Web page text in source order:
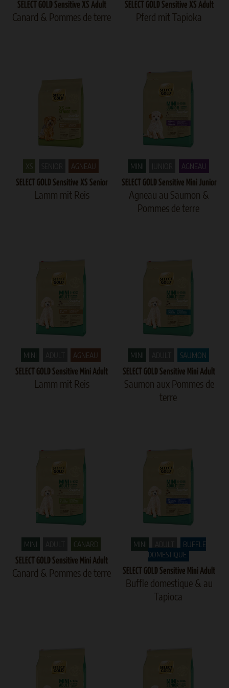
SELECT GOLD Sensitive XS Adult
Canard & Pommes de terre
SELECT GOLD Sensitive XS Adult
Pferd mit Tapioka
XS AGNEAU
SELECT GOLD Sensitive XS Senior
Lamm mit Reis
MINI AGNEAU
SELECT GOLD Sensitive Mini Junior
Agneau au Saumon &
Pommes de terre
MINI AGNEAU
SELECT GOLD Sensitive Mini Adult
Lamm mit Reis
MINI SAUMON
SELECT GOLD Sensitive Mini Adult
Saumon aux Pommes de
terre
MINI CANARD
SELECT GOLD Sensitive Mini Adult
Canard & Pommes de terre
MINI
BUFFLE
DOMESTIQUE
SELECT GOLD Sensitive Mini Adult
Buffle domestique & au
Tapioca